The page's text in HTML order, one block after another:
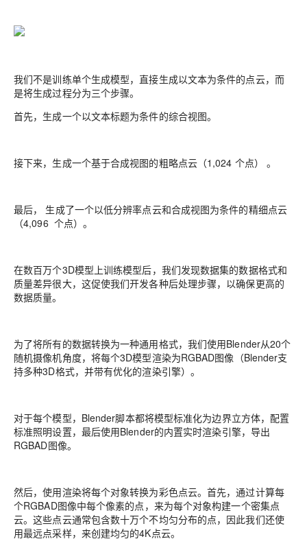
我们不是训练单个生成模型，直接生成以文本为条件的点云，而
是将生成过程分为三个步骤。
首先，生成一个以文本标题为条件的综合视图。
接下来，生成⼀个基于合成视图的粗略点云（1,024 个点）。
最后， 生成了⼀个以低分辨率点云和合成视图为条件的精细点云
（4,096 个点）。
在数百万个3D模型上训练模型后，我们发现数据集的数据格式和
质量差异很大，这促使我们开发各种后处理步骤，以确保更高的
数据质量。
为了将所有的数据转换为⼀种通用格式，我们使用Blender从20个
随机摄像机角度，将每个3D模型渲染为RGBAD图像（Blender支
持多种3D格式，并带有优化的渲染引擎）。
对于每个模型，Blender脚本都将模型标准化为边界立方体，配置
标准照明设置，最后使用Blender的内置实时渲染引擎，导出
RGBAD图像。
然后，使用渲染将每个对象转换为彩色点云。首先，通过计算每
个RGBAD图像中每个像素的点，来为每个对象构建⼀个密集点
云。这些点云通常包含数十万个不均匀分布的点，因此我们还使
用最远点采样，来创建均匀的4K点云。